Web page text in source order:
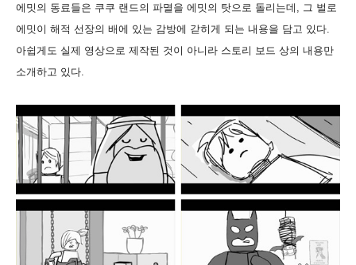
에밋의 동료들은 쿠쿠 랜드의 파멸을 에밋의 탓으로 돌리는데, 그 벌로
에밋이 해적 선장의 배에 있는 감방에 갇히게 되는 내용을 담고 있다.
아쉽게도 실제 영상으로 제작된 것이 아니라 스토리 보드 상의 내용만
소개하고 있다.